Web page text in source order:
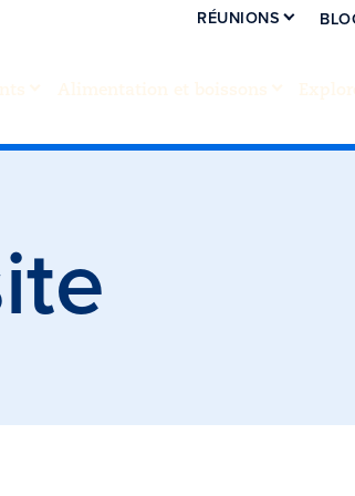
RÉUNIONS